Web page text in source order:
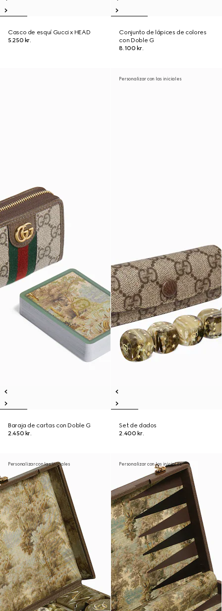
Casco de esquí Gucci x HEAD
5.250 kr.
Conjunto de lápices de colores
con Doble G
8.100 kr.
Baraja de cartas con Doble G
2.450 kr.
Personalizar con las iniciales
Set de dados
2.400 kr.
Personalizar con las iniciales Personalizar con las iniciales